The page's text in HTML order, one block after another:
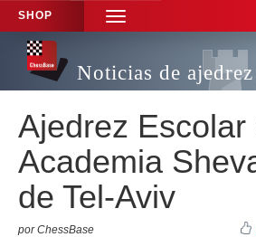
SHOP
TOGGLE
NAVIGATION
Noticias de ajedrez
Ajedrez Escolar
Academia
de Tel-Aviv
por ChessBase